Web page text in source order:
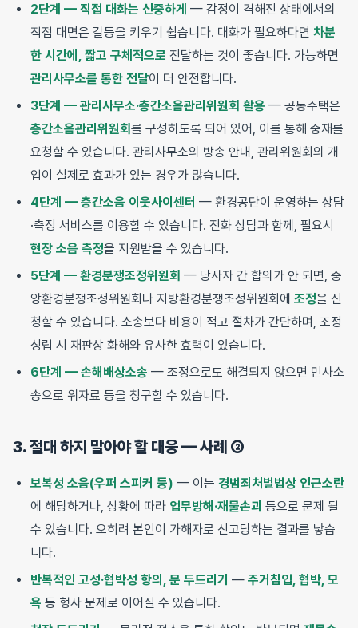
2단계 — 직접 대화는 신중하게 — 감정이 격해진 상태에서의
직접 대면은 갈등을 키우기 쉽습니다. 대화가 필요하다면 차분
한 시간에, 짧고 구체적으로 전달하는 것이 좋습니다. 가능하면
관리사무소를 통한 전달이 더 안전합니다.
3단계 — 관리사무소·층간소음관리위원회 활용 — 공동주택은
층간소음관리위원회 를 구성하도록 되어 있어, 이를 통해 중재를
요청할 수 있습니다. 관리사무소의 방송 안내, 관리위원회의 개
입이 실제로 효과가 있는 경우가 많습니다.
4단계 — 층간소음 이웃사이센터 — 환경공단이 운영하는 상담
·측정 서비스를 이용할 수 있습니다. 전화 상담과 함께, 필요시
현장 소음 측정을 지원받을 수 있습니다.
5단계 — 환경분쟁조정위원회 — 당사자 간 합의가 안 되면, 중
앙환경분쟁조정위원회나 지방환경분쟁조정위원회에 조정을 신
청할 수 있습니다. 소송보다 비용이 적고 절차가 간단하며, 조정
성립 시 재판상 화해와 유사한 효력이 있습니다.
6단계 — 손해배상소송 — 조정으로도 해결되지 않으면 민사소
송으로 위자료 등을 청구할 수 있습니다.
3. 절대 하지 말아야 할 대응 — 사례 ②
보복성 소음(우퍼 스피커 등) — 이는 경범죄처벌법상 인근소란
에 해당하거나, 상황에 따라 업무방해·재물손괴 등으로 문제 될
수 있습니다. 오히려 본인이 가해자로 신고당하는 결과를 낳습
니다.
반복적인 고성·협박성 항의, 문 두드리기 — 주거침입, 협박, 모
욕 등 형사 문제로 이어질 수 있습니다.